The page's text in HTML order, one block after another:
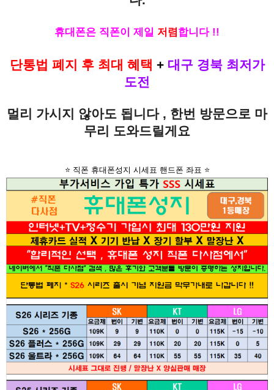
휴대폰은 직폰이 제일 저렴합니다 !!
단통법 폐지 후 최대 혜택 + 대구 경북 최저가
도전
멀리 가시지 않아도 됩니다 , 한번 방문으로 마
무리 도와드릴게요
⭐ 직폰 휴대폰성지 시세표 핸드폰 좌표 ⭐